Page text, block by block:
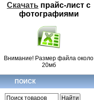
Скачать прайс-лист c
фотографиями
Внимание! Размер файла около
20мб
ПОИСК